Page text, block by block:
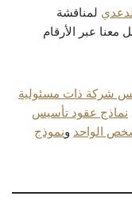
لمناقشة
عبر الأرقام
شركة ذات مسئولية
نماذج عقود تأسيس
الواحد ونموذج